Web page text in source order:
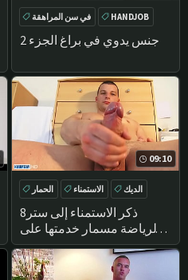
جنس يدوي في براغ الجزء 2
في سن المراهقة
HANDJOB
دش
تدليك
09:10
ذكر الاستمناء إلى ستر8
الرياضة مسمار خدمتها على
الرغم من نفسه!
الحمار الاستمناء
الديك
الهواة